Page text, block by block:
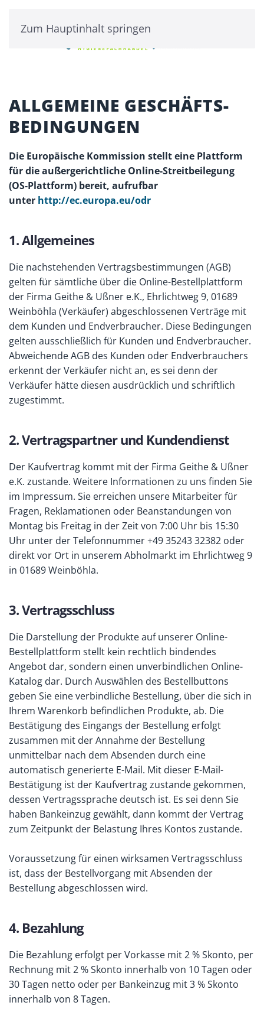
Zum Hauptinhalt springen
ALLGEMEINE GESCHÄFTS­
BEDINGUNGEN
Die Europäische Kommission stellt eine Plattform
für die außergerichtliche Online-Streitbeilegung
(OS-Plattform) bereit, aufrufbar
unter http://ec.europa.eu/odr
1. Allgemeines
Die nachstehenden Vertragsbestimmungen (AGB)
gelten für sämtliche über die Online-Bestellplattform
der Firma Geithe & Ußner e.K., Ehrlichtweg 9, 01689
Weinböhla (Verkäufer) abgeschlossenen Verträge mit
dem Kunden und Endverbraucher. Diese Bedingungen
gelten ausschließlich für Kunden und Endverbraucher.
Abweichende AGB des Kunden oder Endverbrauchers
erkennt der Verkäufer nicht an, es sei denn der
Verkäufer hätte diesen ausdrücklich und schriftlich
zugestimmt.
2. Vertragspartner und Kundendienst
Der Kaufvertrag kommt mit der Firma Geithe & Ußner
e.K. zustande. Weitere Informationen zu uns finden Sie
im Impressum. Sie erreichen unsere Mitarbeiter für
Fragen, Reklamationen oder Beanstandungen von
Montag bis Freitag in der Zeit von 7:00 Uhr bis 15:30
Uhr unter der Telefonnummer +49 35243 32382 oder
direkt vor Ort in unserem Abholmarkt im Ehrlichtweg 9
in 01689 Weinböhla.
3. Vertragsschluss
Die Darstellung der Produkte auf unserer Online-
Bestellplattform stellt kein rechtlich bindendes
Angebot dar, sondern einen unverbindlichen Online-
Katalog dar. Durch Auswählen des Bestellbuttons
geben Sie eine verbindliche Bestellung, über die sich in
Ihrem Warenkorb befindlichen Produkte, ab. Die
Bestätigung des Eingangs der Bestellung erfolgt
zusammen mit der Annahme der Bestellung
unmittelbar nach dem Absenden durch eine
automatisch generierte E-Mail. Mit dieser E-Mail-
Bestätigung ist der Kaufvertrag zustande gekommen,
dessen Vertragssprache deutsch ist. Es sei denn Sie
haben Bankeinzug gewählt, dann kommt der Vertrag
zum Zeitpunkt der Belastung Ihres Kontos zustande.
Voraussetzung für einen wirksamen Vertragsschluss
ist, dass der Bestellvorgang mit Absenden der
Bestellung abgeschlossen wird.
4. Bezahlung
Die Bezahlung erfolgt per Vorkasse mit 2 % Skonto, per
Rechnung mit 2 % Skonto innerhalb von 10 Tagen oder
30 Tagen netto oder per Bankeinzug mit 3 % Skonto
innerhalb von 8 Tagen.